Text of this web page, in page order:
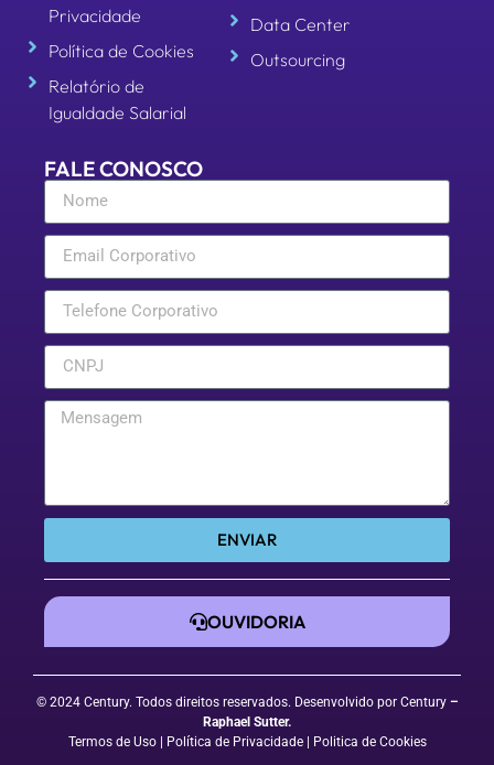
Privacidade
Política de Cookies
Relatório de
Igualdade Salarial
Data Center
Outsourcing
FALE CONOSCO
ENVIAR
OUVIDORIA
© 2024 Century. Todos direitos reservados. Desenvolvido por Century –
Raphael Sutter.
Termos de Uso | Política de Privacidade| Politica de Cookies